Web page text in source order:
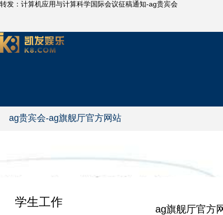
转发：计算机应用与计算科学国际会议征稿通知-ag贵宾会
ag贵宾会-ag旗舰厅官方网站
学生工作
ag旗舰厅官方